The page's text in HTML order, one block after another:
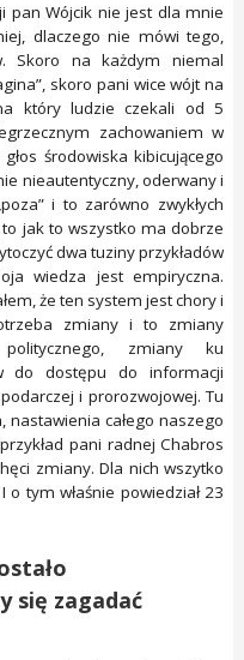
pan Wójcik nie jest dla mnie
dlaczego nie mówi tego,
Skoro na każdym niemal
skoro pani wice wójt na
który ludzie czekali od 5
zachowaniem w
środowiska kibicującego
nieautentyczny, oderwany i
i to zarówno zwykłych
jak to wszystko ma dobrze
dwa tuziny przykładów
wiedza jest empiryczna.
że ten system jest chory i
zmiany i to zmiany
zmiany ku
do dostępu do informacji
i prorozwojowej. Tu
nastawienia całego naszego
pani radnej Chabros
zmiany. Dla nich wszytko
tym właśnie powiedział 23
się zagadać